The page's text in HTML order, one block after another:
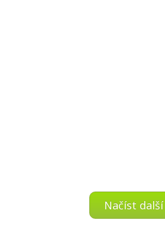
Načíst další